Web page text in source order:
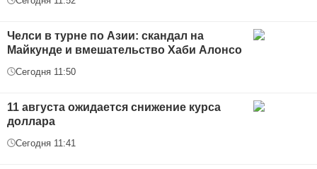
Челси в турне по Азии: скандал на
Майкунде и вмешательство Хаби Алонсо
Сегодня 11:50
11 августа ожидается снижение курса
доллара
Сегодня 11:41